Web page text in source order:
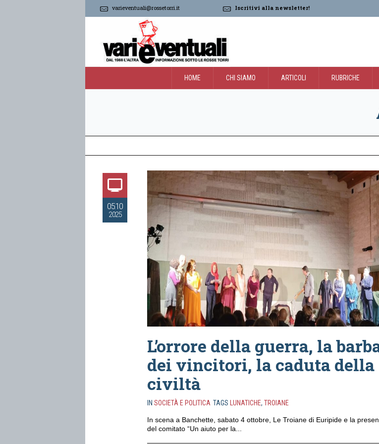
varieventuali@rossetorri.it Iscritivi alla newsletter!
HOME CHI SIAMO ARTICOLI RUBRICHE
05.10
2025
L’orrore della guerra, la
dei vincitori, la caduta della
civiltà
IN SOCIETÀ E POLITICA TAGS LUNATICHE, TROIANE
In scena a Banchette, sabato 4 ottobre, Le Troiane di Euripide e la
del comitato “Un aiuto per la...